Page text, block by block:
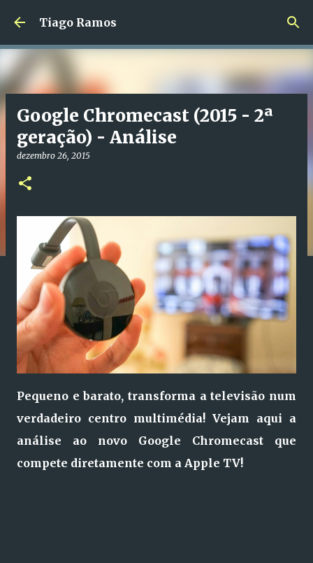
Avançar para o conteúdo principal
Tiago Ramos
Google Chromecast (2015 - 2ª
geração) - Análise
dezembro 26, 2015
Pequeno e barato, transforma a televisão num
verdadeiro centro multimédia! Vejam aqui a
análise ao novo Google Chromecast que
compete diretamente com a Apple TV!